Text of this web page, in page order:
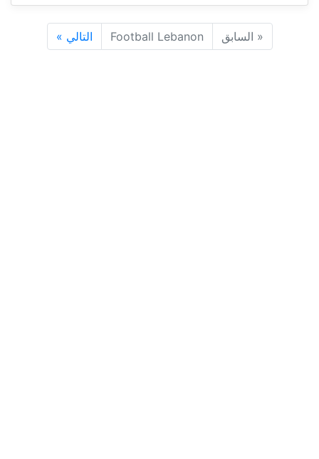
« السابق Football Lebanon التالي »